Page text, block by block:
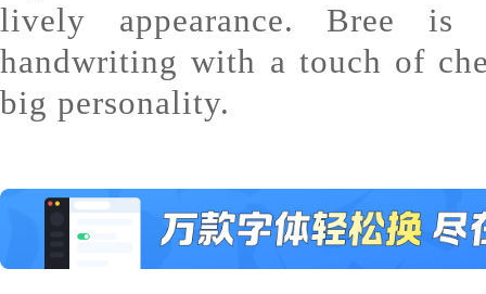
lively appearance. Bree is
handwriting with a touch of
big personality.